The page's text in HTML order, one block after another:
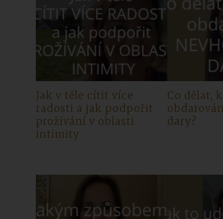
Jak v těle cítit více
radosti a jak podpořit
prožívání v oblasti
intimity
Co dělat,
dary?